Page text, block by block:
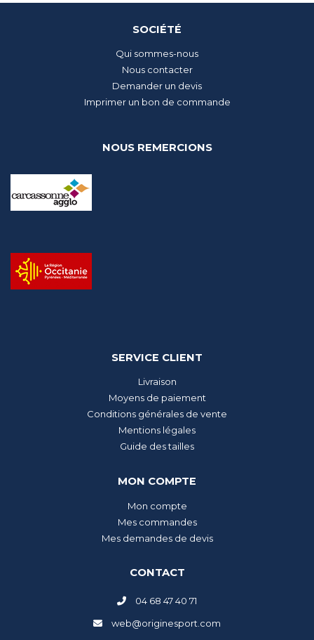
SOCIÉTÉ
Qui sommes-nous
Nous contacter
Demander un devis
Imprimer un bon de commande
NOUS REMERCIONS
SERVICE CLIENT
Livraison
Moyens de paiement
Conditions générales de vente
Mentions légales
Guide des tailles
MON COMPTE
Mon compte
Mes commandes
Mes demandes de devis
CONTACT
04 68 47 40 71
web@originesport.com